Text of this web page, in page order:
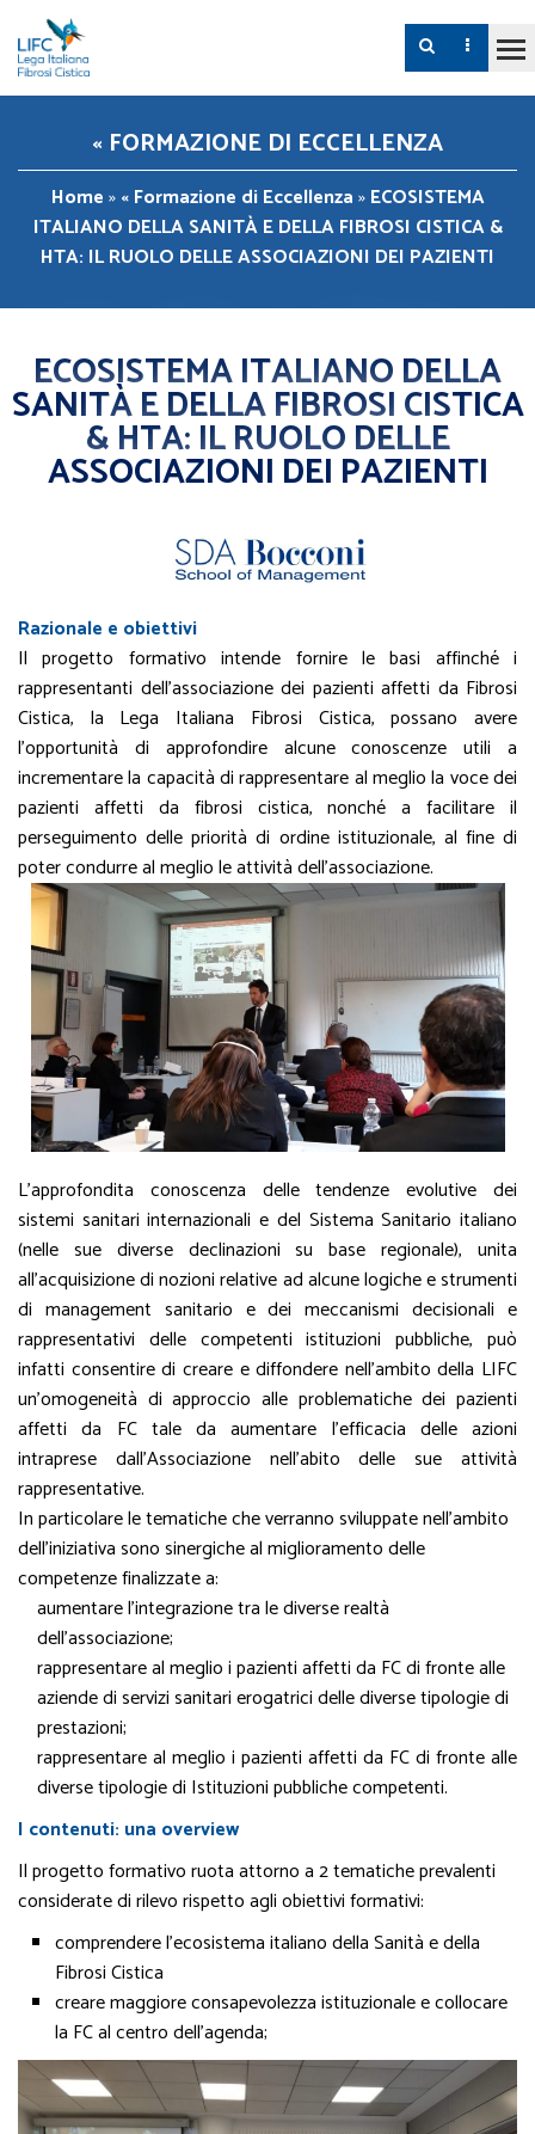
« FORMAZIONE DI ECCELLENZA
Home»« Formazione di Eccellenza»ECOSISTEMA
ITALIANO DELLA SANITÀ E DELLA FIBROSI CISTICA &
HTA: IL RUOLO DELLE ASSOCIAZIONI DEI PAZIENTI
ECOSISTEMA ITALIANO DELLA
SANITÀ E DELLA FIBROSI CISTICA
& HTA: IL RUOLO DELLE
ASSOCIAZIONI DEI PAZIENTI
Razionale e obiettivi
Il progetto formativo intende fornire le basi affinché i
rappresentanti dell’associazione dei pazienti affetti da Fibrosi
Cistica, la Lega Italiana Fibrosi Cistica, possano avere
l’opportunità di approfondire alcune conoscenze utili a
incrementare la capacità di rappresentare al meglio la voce dei
pazienti affetti da fibrosi cistica, nonché a facilitare il
perseguimento delle priorità di ordine istituzionale, al fine di
poter condurre al meglio le attività dell’associazione.
L’approfondita conoscenza delle tendenze evolutive dei
sistemi sanitari internazionali e del Sistema Sanitario italiano
(nelle sue diverse declinazioni su base regionale), unita
all’acquisizione di nozioni relative ad alcune logiche e strumenti
di management sanitario e dei meccanismi decisionali e
rappresentativi delle competenti istituzioni pubbliche, può
infatti consentire di creare e diffondere nell’ambito della LIFC
un’omogeneità di approccio alle problematiche dei pazienti
affetti da FC tale da aumentare l’efficacia delle azioni
intraprese dall’Associazione nell’abito delle sue attività
rappresentative.
In particolare le tematiche che verranno sviluppate nell’ambito
dell’iniziativa sono sinergiche al miglioramento delle
competenze finalizzate a:
aumentare l’integrazione tra le diverse realtà
dell’associazione;
rappresentare al meglio i pazienti affetti da FC di fronte alle
aziende di servizi sanitari erogatrici delle diverse tipologie di
prestazioni;
rappresentare al meglio i pazienti affetti da FC di fronte alle
diverse tipologie di Istituzioni pubbliche competenti.
I contenuti: una overview
Il progetto formativo ruota attorno a 2 tematiche prevalenti
considerate di rilevo rispetto agli obiettivi formativi:
comprendere l’ecosistema italiano della Sanità e della
Fibrosi Cistica
creare maggiore consapevolezza istituzionale e collocare
la FC al centro dell’agenda;